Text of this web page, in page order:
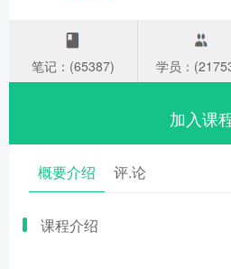
笔记：(65387) 学员：
加入课
概要介绍 评.论
课程介绍